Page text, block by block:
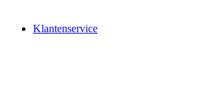
Klantenservice